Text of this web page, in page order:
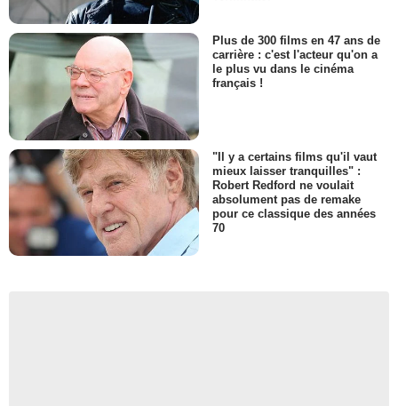
Plus de 300 films en 47 ans de
carrière : c'est l'acteur qu'on a
le plus vu dans le cinéma
français !
"Il y a certains films qu'il vaut
mieux laisser tranquilles" :
Robert Redford ne voulait
absolument pas de remake
pour ce classique des années
70